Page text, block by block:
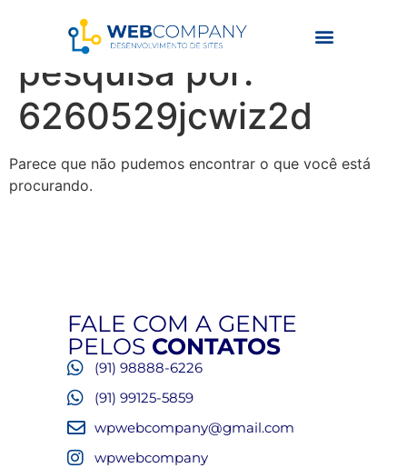
Resultados da
pesquisa por:
6260529jcwiz2d
Parece que não pudemos encontrar o que você está
procurando.
FALE COM A GENTE
PELOS CONTATOS
(91) 98888-6226
(91) 99125-5859
wpwebcompany@gmail.com
wpwebcompany